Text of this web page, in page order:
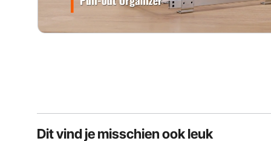
Dit vind je misschien ook leuk